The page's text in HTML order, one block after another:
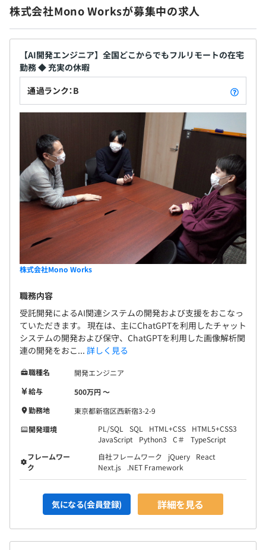
以下の項目について、年に1度評定を行います。
① 業績評定：与えた仕事のやり方とその結果で評定す
② 意欲評定：与えた仕事に取り組む姿勢と仕事に対する
意欲を評定する。
③ 能力評定：与えた仕事に必要な能力の保有度合を評定
する。
※評価内容により以後の給与等を決定します。
現時点では上記評価方法を採用していますが、今後より良
い評価方法へ変更していきます。
役員1名、開発7名
1996年-2001年 業務システムエンジニア（クライアント
サーバー型業務システム、POSレジパッケージシステムな
2001年-2010年 フリーランス（業務系Webシステム）
2010年 業務系システムに拘らず、より多くの受注とフ
リーランスの様な働き方が出来る会社を目指し法人化。
現在、フリーランス時代からの顧客先にて準委任
契約を結び、業務系Webシステム開発を行っています。
各種社会保険完備（健康・厚生年金・労災・雇用）
無期雇用
試用期間あり：6カ月
株式会社Mono Worksが募集中の求人
【AI開発エンジニア】全国どこからでもフルリモートの在宅
勤務 ◆ 充実の休暇
通過ランク：B
株式会社Mono Works
職務内容
受託開発によるAI関連システムの開発および支援をおこなっ
ていただきます。 現在は、主にChatGPTを利用したチャット
システムの開発および保守、ChatGPTを利用した画像解析関
連の開発をおこ... 詳しく見る
職種名
開発エンジニア
給与
500万円 〜
勤務地
東京都新宿区西新宿3-2-9
開発環境
PL/SQL SQL HTML+CSS
HTML5+CSS3
JavaScript
Python3 C＃
TypeScript
フレームワー
ク
自社フレームワーク jQuery
React
Next.js
.NET Framework
気になる(会員登録) 詳細を見る